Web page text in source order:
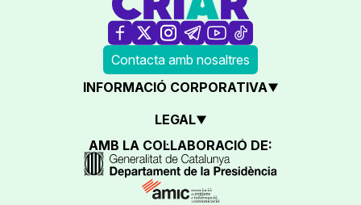
Contacta amb nosaltres
INFORMACIÓ CORPORATIVA
LEGAL
AMB LA COL·LABORACIÓ DE: